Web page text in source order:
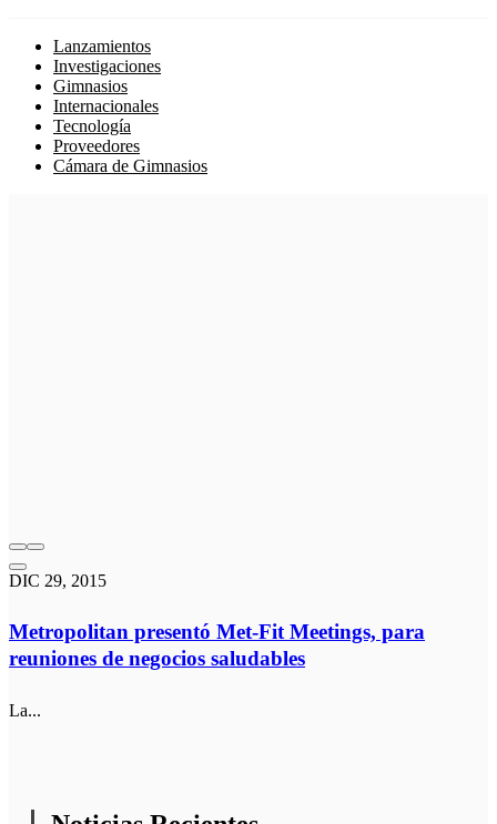
Lanzamientos
Investigaciones
Gimnasios
Internacionales
Tecnología
Proveedores
Cámara de Gimnasios
DIC 29, 2015
Metropolitan presentó Met-Fit Meetings, para
reuniones de negocios saludables
La...